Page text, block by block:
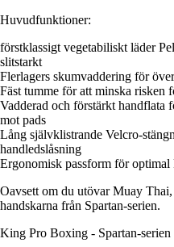
Huvudfunktioner:
förstklassigt vegetabiliskt läder
slitstarkt
Flerlagers skumvaddering för
Fäst tumme för att minska risken
Vadderad och förstärkt handflata
mot pads
Lång självklistrande Velcro-
handledslåsning
Ergonomisk passform för
Oavsett om du utövar Muay
handskarna från Spartan-serien.
King Pro Boxing - Spartan-serien